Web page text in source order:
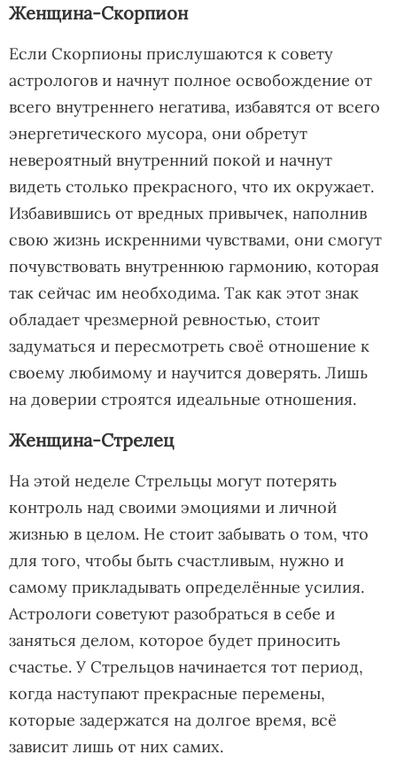
Женщина-Скорпион
Если Скорпионы прислушаются к совету
астрологов и начнут полное освобождение от
всего внутреннего негатива, избавятся от всего
энергетического мусора, они обретут
невероятный внутренний покой и начнут
видеть столько прекрасного, что их окружает.
Избавившись от вредных привычек, наполнив
свою жизнь искренними чувствами, они смогут
почувствовать внутреннюю гармонию, которая
так сейчас им необходима. Так как этот знак
обладает чрезмерной ревностью, стоит
задуматься и пересмотреть своё отношение к
своему любимому и научится доверять. Лишь
на доверии строятся идеальные отношения.
Женщина-Стрелец
На этой неделе Стрельцы могут потерять
контроль над своими эмоциями и личной
жизнью в целом. Не стоит забывать о том, что
для того, чтобы быть счастливым, нужно и
самому прикладывать определённые усилия.
Астрологи советуют разобраться в себе и
заняться делом, которое будет приносить
счастье. У Стрельцов начинается тот период,
когда наступают прекрасные перемены,
которые задержатся на долгое время, всё
зависит лишь от них самих.